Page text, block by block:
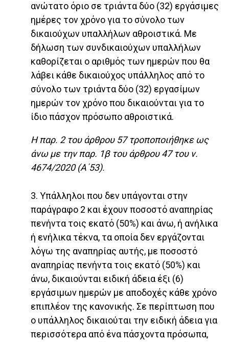
ανώτατο όριο σε τριάντα δύο (32) εργάσιμες
ημέρες τον χρόνο για το σύνολο των
δικαιούχων υπαλλήλων αθροιστικά. Με
δήλωση των συνδικαιούχων υπαλλήλων
καθορίζεται ο αριθμός των ημερών που θα
λάβει κάθε δικαιούχος υπάλληλος από το
σύνολο των τριάντα δύο (32) εργασίμων
ημερών τον χρόνο που δικαιούνται για το
ίδιο πάσχον πρόσωπο αθροιστικά.
Η παρ. 2 του άρθρου 57 τροποποιήθηκε ως
άνω με την παρ. 1β του άρθρου 47 του ν.
4674/2020 (Α΄53).
3. Υπάλληλοι που δεν υπάγονται στην
παράγραφο 2 και έχουν ποσοστό αναπηρίας
πενήντα τοις εκατό (50%) και άνω, ή ανήλικα
ή ενήλικα τέκνα, τα οποία δεν εργάζονται
λόγω της αναπηρίας αυτής, με ποσοστό
αναπηρίας πενήντα τοις εκατό (50%) και
άνω, δικαιούνται ειδική άδεια έξι (6)
εργάσιμων ημερών με αποδοχές κάθε χρόνο
επιπλέον της κανονικής. Σε περίπτωση που
ο υπάλληλος δικαιούται την ειδική άδεια για
περισσότερα από ένα πάσχοντα πρόσωπα,